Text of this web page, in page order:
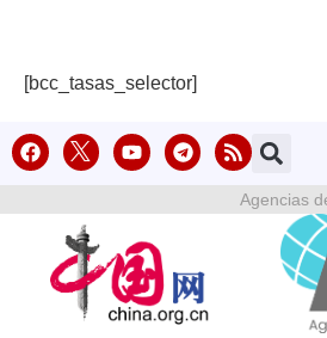
[bcc_tasas_selector]
Agencias